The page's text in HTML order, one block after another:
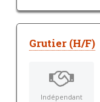
Grutier (H/F)
Indépendant